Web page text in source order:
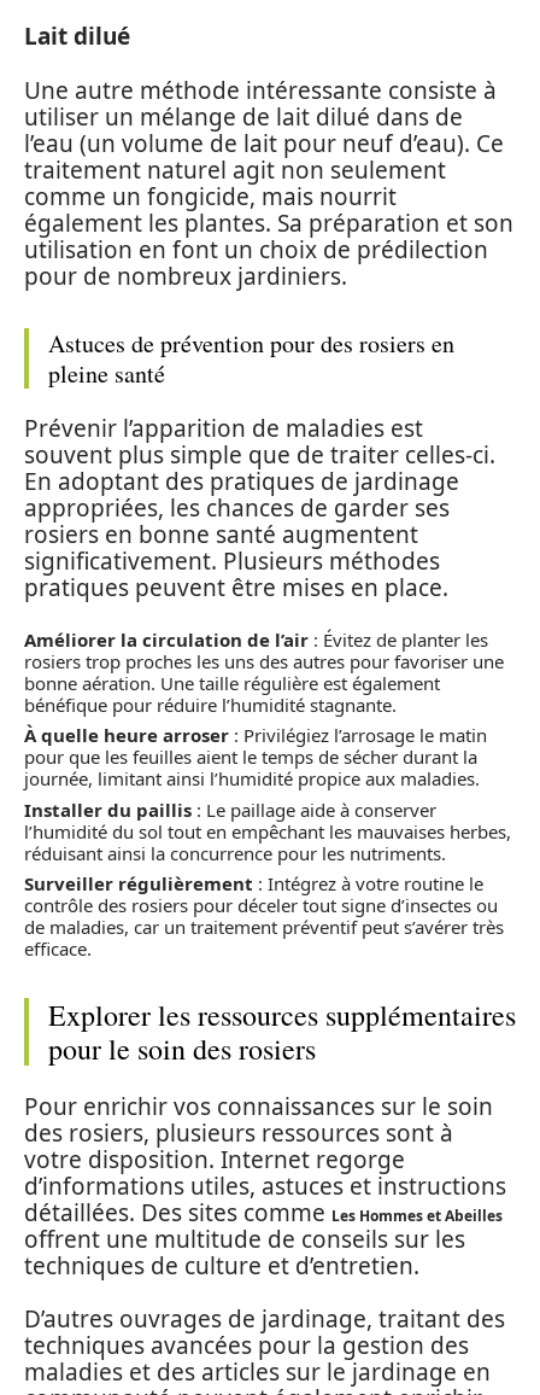
Lait dilué
Une autre méthode intéressante consiste à
utiliser un mélange de lait dilué dans de
l’eau (un volume de lait pour neuf d’eau). Ce
traitement naturel agit non seulement
comme un fongicide, mais nourrit
également les plantes. Sa préparation et son
utilisation en font un choix de prédilection
pour de nombreux jardiniers.
Astuces de prévention pour des rosiers en
pleine santé
Prévenir l’apparition de maladies est
souvent plus simple que de traiter celles-ci.
En adoptant des pratiques de jardinage
appropriées, les chances de garder ses
rosiers en bonne santé augmentent
significativement. Plusieurs méthodes
pratiques peuvent être mises en place.
Améliorer la circulation de l’air : Évitez de planter les
rosiers trop proches les uns des autres pour favoriser une
bonne aération. Une taille régulière est également
bénéfique pour réduire l’humidité stagnante.
À quelle heure arroser : Privilégiez l’arrosage le matin
pour que les feuilles aient le temps de sécher durant la
journée, limitant ainsi l’humidité propice aux maladies.
Installer du paillis : Le paillage aide à conserver
l’humidité du sol tout en empêchant les mauvaises herbes,
réduisant ainsi la concurrence pour les nutriments.
Surveiller régulièrement : Intégrez à votre routine le
contrôle des rosiers pour déceler tout signe d’insectes ou
de maladies, car un traitement préventif peut s’avérer très
efficace.
Explorer les ressources supplémentaires
pour le soin des rosiers
Pour enrichir vos connaissances sur le soin
des rosiers, plusieurs ressources sont à
votre disposition. Internet regorge
d’informations utiles, astuces et instructions
détaillées. Des sites comme Les Hommes et Abeilles
offrent une multitude de conseils sur les
techniques de culture et d’entretien.
D’autres ouvrages de jardinage, traitant des
techniques avancées pour la gestion des
maladies et des articles sur le jardinage en